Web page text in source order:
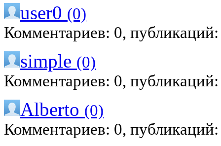
user0 (0)
Комментариев: 0,
simple (0)
Комментариев: 0,
Alberto (0)
Комментариев: 0,